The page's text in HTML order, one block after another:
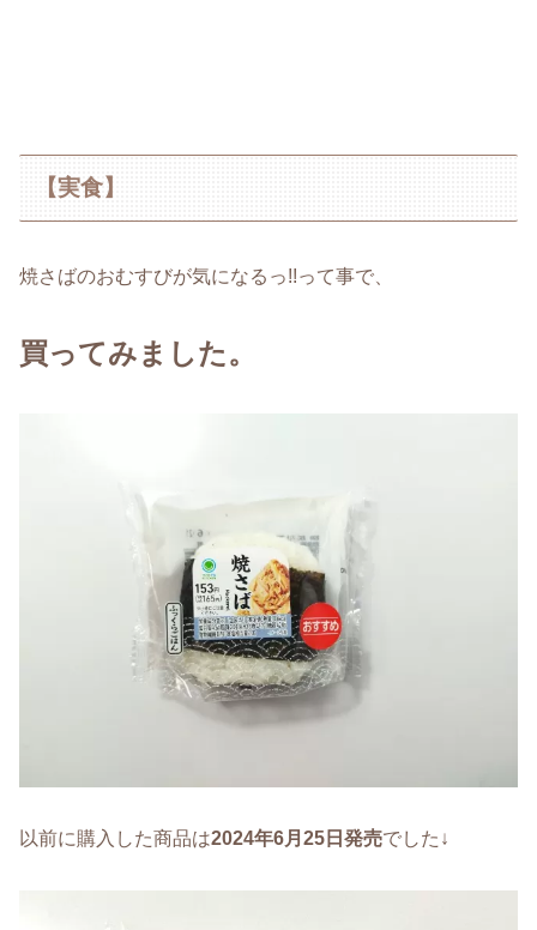
【実食】
焼さばのおむすびが気になるっ!!って事で、
買ってみました。
以前に購入した商品は2024年6月25日発売でした↓